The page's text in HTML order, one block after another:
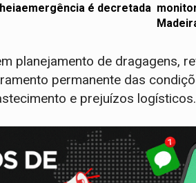
emergência é decretada
planejamento de dragagens,
permanente das
e prejuízos logísticos.